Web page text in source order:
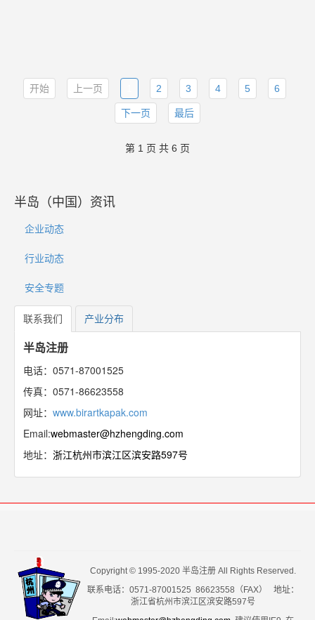
开始 上一页 2 3 4 5 6
下一页 最后
第 1 页 共 6 页
半岛（中国）资讯
企业动态
行业动态
安全专题
联系我们 产业分布
半岛注册
电话：0571-87001525
传真：0571-86623558
网址： www.birartkapak.com
Email:webmaster@hzhengding.com
地址： 浙江杭州市滨江区滨安路597号
Copyright © 1995-2020 半岛注册 All Rights Reserved.
联系电话：0571-87001525 86623558（FAX） 地址：
浙江省杭州市滨江区滨安路597号